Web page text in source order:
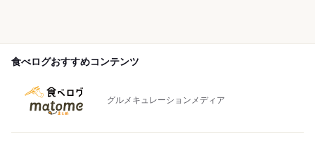
食べログおすすめコンテンツ
グルメキュレーションメディア